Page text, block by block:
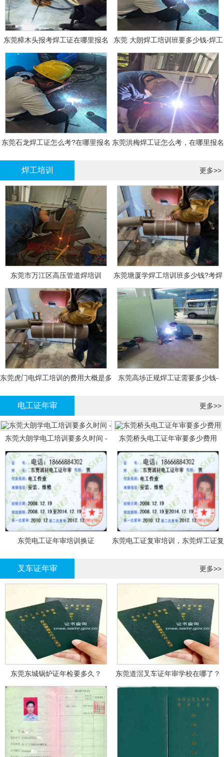
东莞樟木头报考焊工证在哪里报名
东莞 大朗焊工培训班要多少钱-焊工
报名
东莞石龙焊工证怎么考?在哪里报名 东莞洪梅焊工证怎么考，在哪里报名
焊工培训 更多>>
东莞市万江区高压管道焊培训
东莞塘厦学焊工培训班多少钱?考焊
工证大概多少钱?
东莞虎门电焊工培训的费用大概是多
东莞高埗正规焊工证需要多少钱-
电工证年审 更多>>
东莞大朗学电工培训要多久时间 - 东莞桥头电工证年审要多少费用
东莞电工证年审培训换证
东莞电工证复审培训，东莞焊工证复
叉车证年审 更多>>
东莞东城锅炉证年检要多久？ 东莞道滘叉车证年审学校在哪了？